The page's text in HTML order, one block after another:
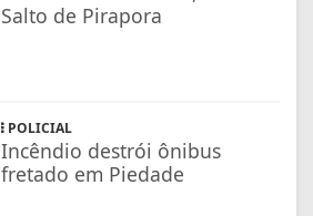
Salto de Pirapora
POLICIAL
Incêndio destrói ônibus
fretado em Piedade